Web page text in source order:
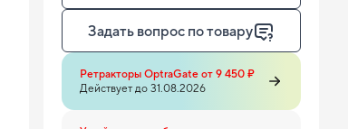
Задать вопрос по товару
Ретракторы OptraGate от 9 450 ₽
Действует до 31.08.2026